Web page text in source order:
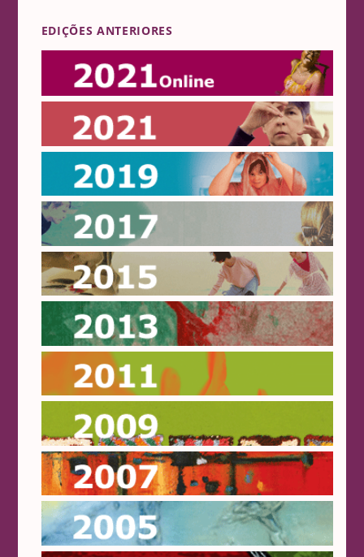
EDIÇÕES ANTERIORES
Online 2021
2021
2019
2017
2015
2013
2007
2005